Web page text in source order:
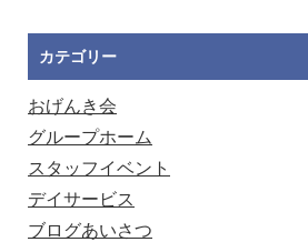
カテゴリー
おげんき会
グループホーム
スタッフイベント
デイサービス
ブログあいさつ